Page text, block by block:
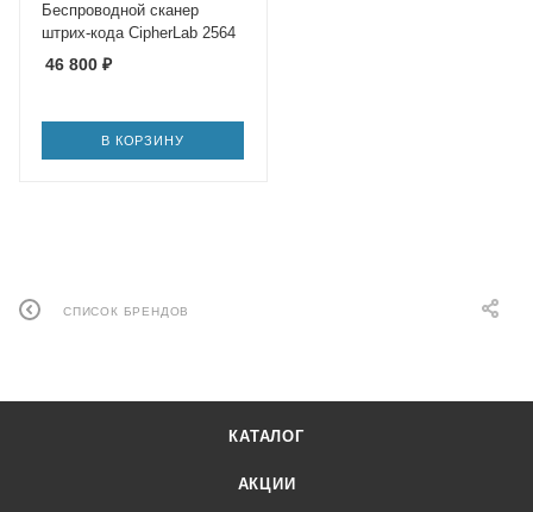
Беспроводной сканер
штрих-кода CipherLab 2564
46 800 ₽
В КОРЗИНУ
СПИСОК БРЕНДОВ
КАТАЛОГ
АКЦИИ